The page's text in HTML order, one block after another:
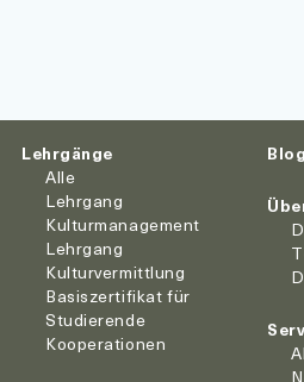
Lehrgänge
Alle
Lehrgang
Kulturmanagement
Lehrgang
Kulturvermittlung
Basiszertifikat für
Studierende
Kooperationen
Blog